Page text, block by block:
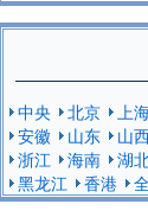
中央 北京 上
安徽
山东 山
浙江
海南 湖
黑龙江
香港